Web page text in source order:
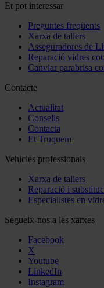
Et pot interessar
Preguntes freqüents
Xarxa de tallers
Asseguradores de
Reparació vidres
Canviar parabrisa
Contacte
Actualitat
Consells
Contacta
Et Truquem
Vehicles professionals
Xarxa de tallers
Reparació i
Especialistes en
Segueix-nos a les xarxes
Facebook
X
Youtube
LinkedIn
Instagram